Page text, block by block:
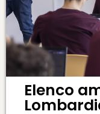
Elenco